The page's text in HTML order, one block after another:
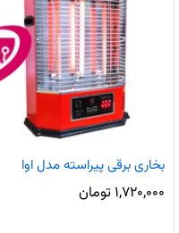
بخاری برقی پیراسته مدل اوا
۱,۷۲۰,۰۰۰ تومان